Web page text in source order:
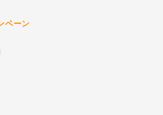
ペーン